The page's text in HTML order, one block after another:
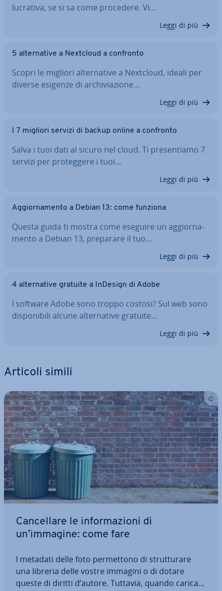
lucrativa, se si sa come procedere. Vi…
Leggi di più
5 al­ter­na­ti­ve a Nextcloud a confronto
Scopri le migliori al­ter­na­ti­ve a Nextcloud, ideali per
diverse esigenze di ar­chi­via­zio­ne…
Leggi di più
I 7 migliori servizi di backup online a confronto
Salva i tuoi dati al sicuro nel cloud. Ti pre­sen­tia­mo 7
servizi per pro­teg­ge­re i tuoi…
Leggi di più
Ag­gior­na­men­to a Debian 13: come funziona
Questa guida ti mostra come eseguire un ag­gior­na­
men­to a Debian 13, preparare il tuo…
Leggi di più
4 al­ter­na­ti­ve gratuite a InDesign di Adobe
I software Adobe sono troppo costosi? Sul web sono
di­spo­ni­bi­li alcune al­ter­na­ti­ve gratuite…
Leggi di più
Articoli simili
Can­cel­la­re le in­for­ma­zio­ni di
un’immagine: come fare
I metadati delle foto per­met­to­no di strut­tu­ra­re
una libreria delle vostre immagini o di dotare
queste di diritti d’autore. Tuttavia, quando caricate